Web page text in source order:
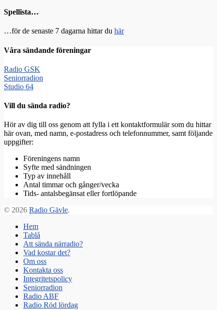
Spellista…
…för de senaste 7 dagarna hittar du här
Våra sändande föreningar
Radio GSK
Seniorradion
Studio 64
Vill du sända radio?
Hör av dig till oss genom att fylla i ett kontaktformulär som du hittar
här ovan, med namn, e-postadress och telefonnummer, samt följande
uppgifter:
Föreningens namn
Syfte med sändningen
Typ av innehåll
Antal timmar och gånger/vecka
Tids- antalsbegänsat eller fortlöpande
© 2026 Radio Gävle.
Hem
Tablå
Att sända närradio?
Vad kostar det?
Om oss
Kontakta oss
Integritetspolicy
Seniorradion
Radio ABF
Radio Röd lördag